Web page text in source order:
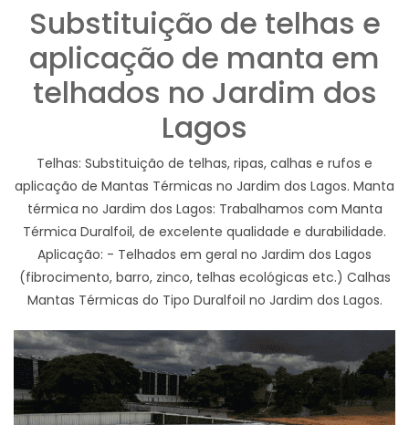
Substituição de telhas e
aplicação de manta em
telhados no Jardim dos
Lagos
Telhas: Substituição de telhas, ripas, calhas e rufos e
aplicação de Mantas Térmicas no Jardim dos Lagos. Manta
térmica no Jardim dos Lagos: Trabalhamos com Manta
Térmica Duralfoil, de excelente qualidade e durabilidade.
Aplicação: - Telhados em geral no Jardim dos Lagos
(fibrocimento, barro, zinco, telhas ecológicas etc.) Calhas
Mantas Térmicas do Tipo Duralfoil no Jardim dos Lagos.